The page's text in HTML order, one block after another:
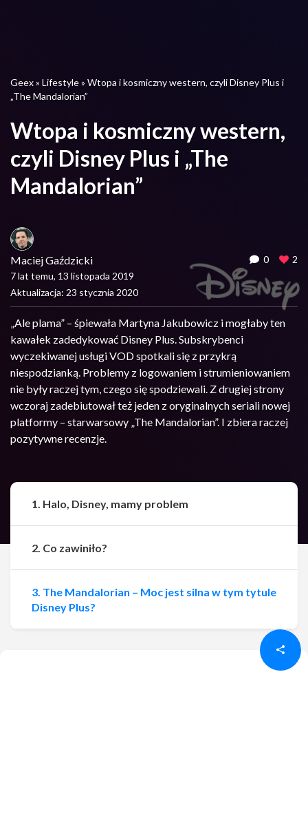
Geex» Lifestyle» Wtopa i kosmiczny western, czyli Disney Plus i
„The Mandalorian”
Wtopa i kosmiczny western,
czyli Disney Plus i „The
Mandalorian”
Maciej Gaździcki
7 lat temu, 13 listopada 2019
Aktualizacja: 23 stycznia 2020
0 2
„Ale plama” – śpiewała Martyna Jakubowicz i mogłaby ten
kawałek zadedykować Disney Plus. Subskrybenci
wyczekiwanej usługi VOD spotkali się z przykrą
niespodzianką. Problemy z logowaniem i strumieniowaniem
nie były raczej tym, czego się spodziewali. Z drugiej strony
wczoraj zadebiutował też jeden z oryginalnych seriali nowej
platformy – starwarsowy „The Mandalorian”. I zbiera raczej
pozytywne recenzje.
1. Halo, Disney, mamy problem
2. Co zawiniło?
3. The Mandalorian – Moc jest silna w tym tytule
Disney Plus?